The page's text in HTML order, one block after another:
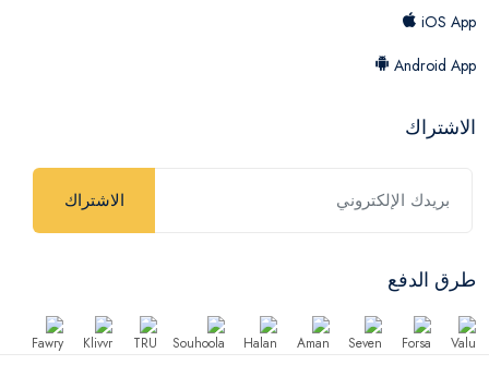
iOS App
Android App
الاشتراك
الاشتراك
طرق الدفع